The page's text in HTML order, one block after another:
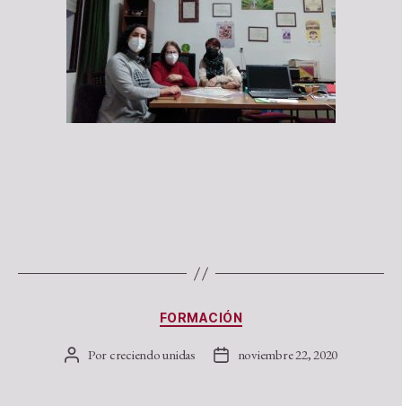
FORMACIÓN
Porcreciendo unidas noviembre 22, 2020